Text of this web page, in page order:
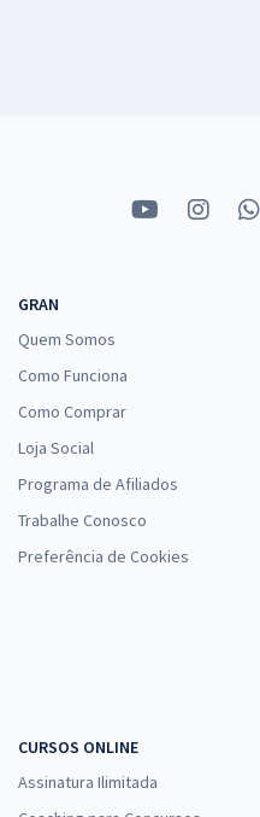
GRAN
Quem Somos
Como Funciona
Como Comprar
Loja Social
Programa de Afiliados
Trabalhe Conosco
Preferência de Cookies
CURSOS ONLINE
Assinatura Ilimitada